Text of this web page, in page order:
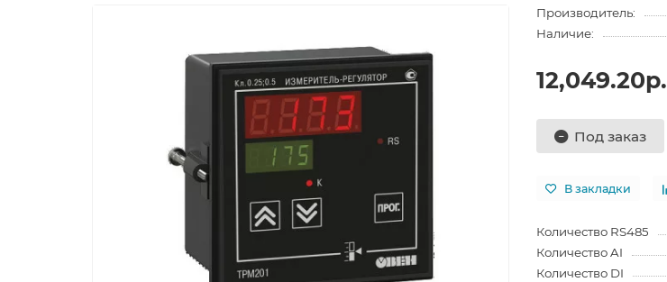
Производитель:
Наличие:
12,049.20р.
Под заказ
В закладки
Количество RS485
Количество AI
Количество DI